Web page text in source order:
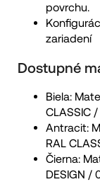
povrchu.
zariadení
Dostupné
Biela:
CLASSIC /
Antracit:
RAL
Čierna:
DESIGN /